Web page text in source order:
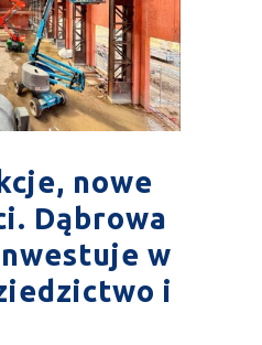
nowe
Dąbrowa
w
i